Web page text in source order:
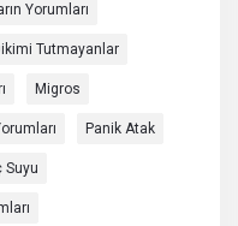
Yorumları
Tutmayanlar
Migros
Panik Atak
Suyu